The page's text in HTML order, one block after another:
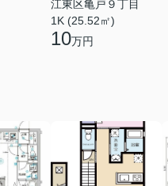
江東区亀戸９丁目
1K (25.52㎡)
10万円